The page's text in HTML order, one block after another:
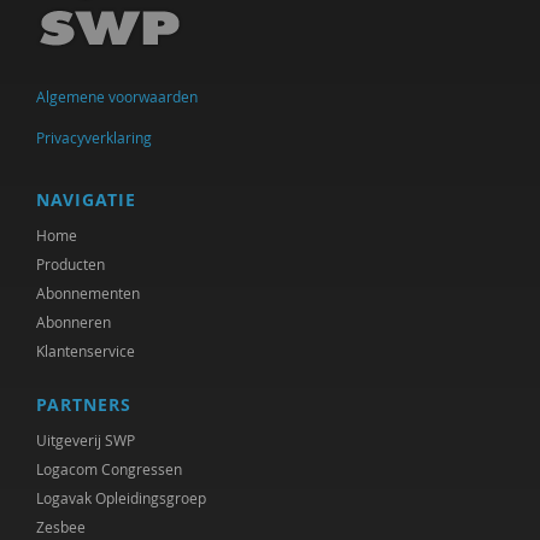
Chenjerai Hove
Gert Jan Geling
Ank Kramer
Atreyee Majumder
Brecht Molenaar
Mieke Moor
Frédéric V ndenberghe
R. Ruard Ganzevoort
Désirée V rweij
Paul Scheffer
Algemene voorwaarden
Privacyverklaring
NAVIGATIE
Home
Producten
Abonnementen
Abonneren
Klantenservice
PARTNERS
Uitgeverij SWP
Logacom Congressen
Logavak Opleidingsgroep
Zesbee